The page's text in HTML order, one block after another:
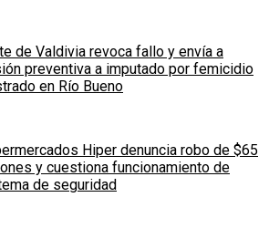
de Valdivia revoca fallo y envía a
preventiva a imputado por femicidio
en Río Bueno
Hiper denuncia robo de $65
y cuestiona funcionamiento de
de seguridad